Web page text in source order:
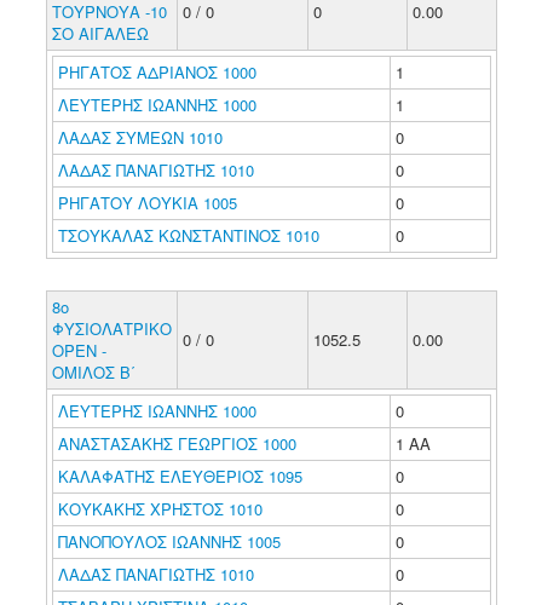
ΤΟΥΡΝΟΥΑ -10
ΣΟ ΑΙΓΑΛΕΩ
0 / 0 0 0.00
ΡΗΓΑΤΟΣ ΑΔΡΙΑΝΟΣ 1000
1
ΛΕΥΤΕΡΗΣ ΙΩΑΝΝΗΣ 1000
1
ΛΑΔΑΣ ΣΥΜΕΩΝ 1010
0
ΛΑΔΑΣ ΠΑΝΑΓΙΩΤΗΣ 1010
0
ΡΗΓΑΤΟΥ ΛΟΥΚΙΑ 1005
0
ΤΣΟΥΚΑΛΑΣ ΚΩΝΣΤΑΝΤΙΝΟΣ 1010
0
8ο
ΦΥΣΙΟΛΑΤΡΙΚΟ
ΟΡΕΝ -
ΟΜΙΛΟΣ Β΄
0 / 0 1052.5 0.00
ΛΕΥΤΕΡΗΣ ΙΩΑΝΝΗΣ 1000
0
ΑΝΑΣΤΑΣΑΚΗΣ ΓΕΩΡΓΙΟΣ 1000
1 ΑΑ
ΚΑΛΑΦΑΤΗΣ ΕΛΕΥΘΕΡΙΟΣ 1095
0
ΚΟΥΚΑΚΗΣ ΧΡΗΣΤΟΣ 1010
0
ΠΑΝΟΠΟΥΛΟΣ ΙΩΑΝΝΗΣ 1005
0
ΛΑΔΑΣ ΠΑΝΑΓΙΩΤΗΣ 1010
0